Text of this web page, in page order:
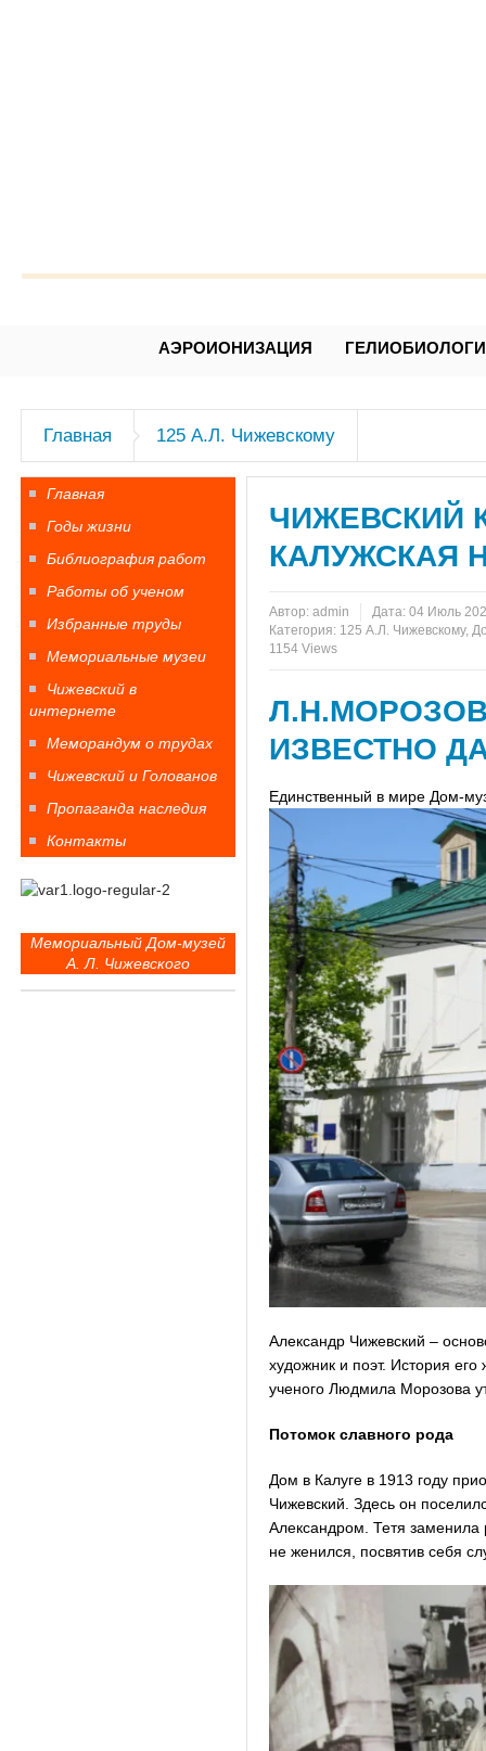
АЭРОИОНИЗАЦИЯ
Главная 125 А.Л. Чижевскому
ЧИЖЕВСКИЙ
КАЛУЖСКАЯ
Автор: admin Дата: 04 Июль
Категория: 125 А.Л. Чижевскому,
1154 Views
ИЗВЕСТНО
Единственный в мире Дом-
Александр Чижевский –
художник и поэт. История
ученого Людмила Морозова
Потомок славного рода
Дом в Калуге в 1913 году
Чижевский. Здесь он
Александром. Тетя заменила
не женился, посвятив себя
Главная
Годы жизни
Библиография работ
Работы об ученом
Избранные труды
Мемориальные музеи
Чижевский в
интернете
Меморандум о трудах
Чижевский и Голованов
Пропаганда наследия
Контакты
Мемориальный Дом-музей
А. Л. Чижевского